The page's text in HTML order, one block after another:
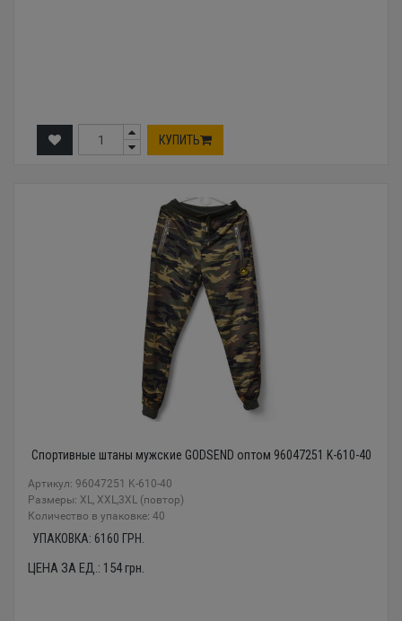
КУПИТЬ
Спортивные штаны мужские GODSEND оптом 96047251 K-610-40
Артикул: 96047251 K-610-40
Размеры: XL, XXL,3XL (повтор)
Количество в упаковке: 40
УПАКОВКА: 6160 ГРН.
ЦЕНА ЗА ЕД.: 154грн.